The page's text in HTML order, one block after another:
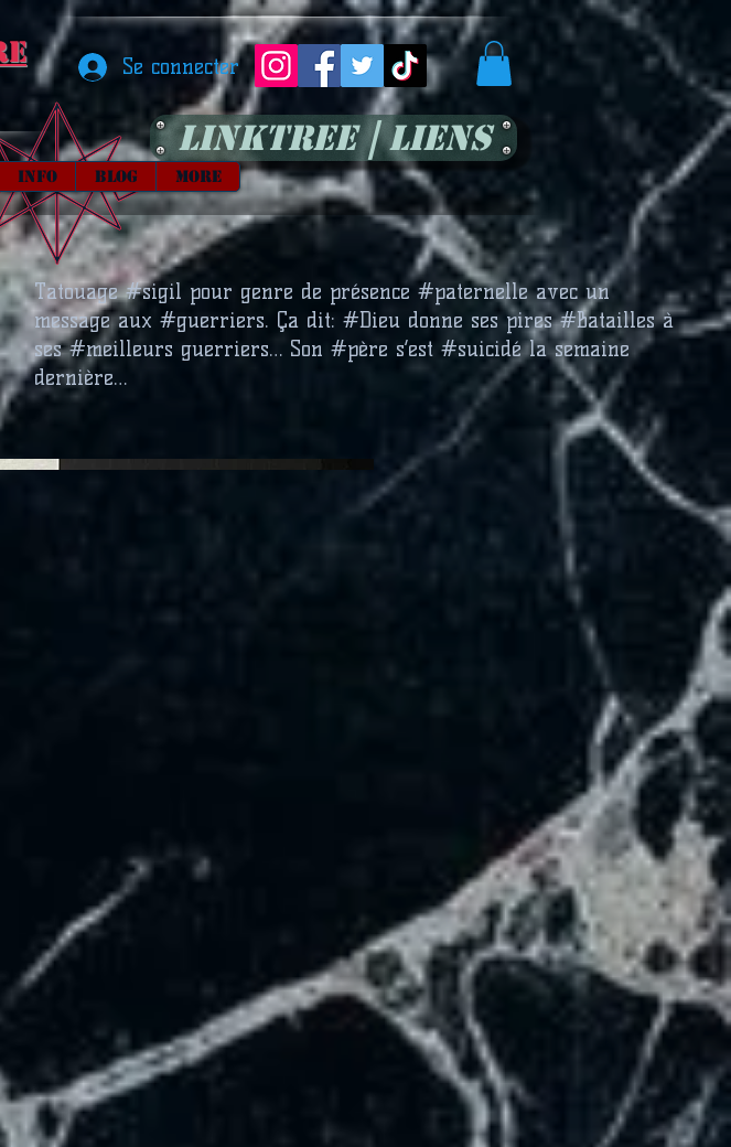
Se connecter
LinkTree | Liens
Info Blog More
Tatouage #sigil pour genre de présence #paternelle avec un
message aux #guerriers. Ça dit: #Dieu donne ses pires #Batailles à
ses #meilleurs guerriers… Son #père s’est #suicidé la semaine
dernière…